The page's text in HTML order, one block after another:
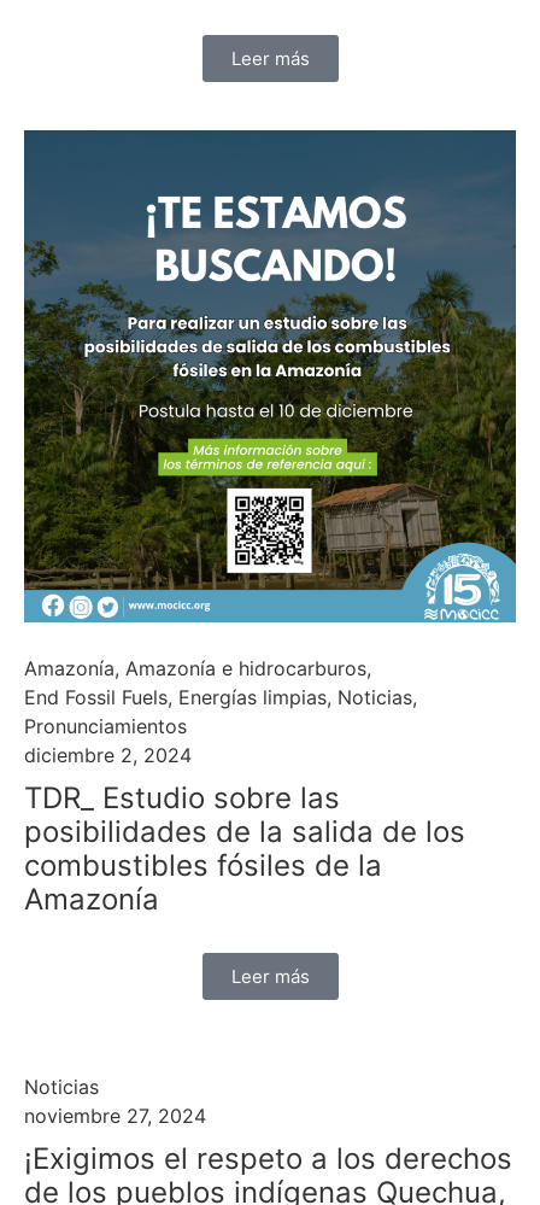
Leer más
Amazonía, Amazonía e hidrocarburos,
End Fossil Fuels, Energías limpias, Noticias,
Pronunciamientos
diciembre 2, 2024
TDR_ Estudio sobre las
posibilidades de la salida de los
combustibles fósiles de la
Amazonía
Leer más
Noticias
noviembre 27, 2024
¡Exigimos el respeto a los derechos
de los pueblos indígenas Quechua,